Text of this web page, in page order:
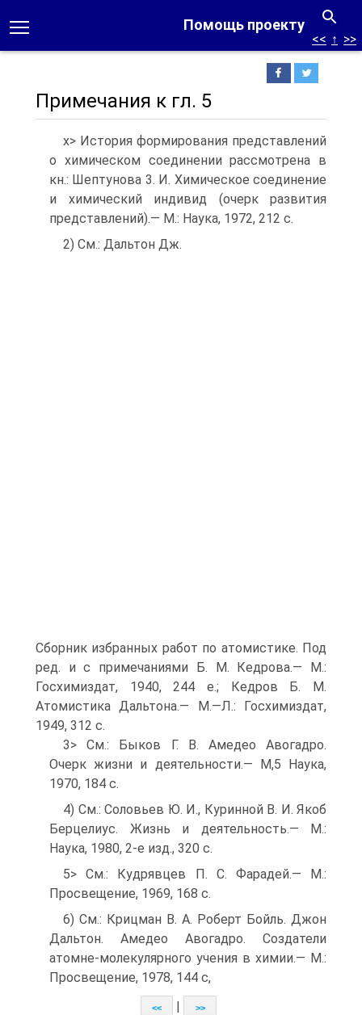
Помощь проекту
<< ↑ >>
Примечания к гл. 5
х> История формирования представлений
о химическом соединении рассмотрена в
кн.: Шептунова 3. И. Химическое соединение
и химический индивид (очерк развития
представлений).— М.: Наука, 1972, 212 с.
2) См.: Дальтон Дж.
Сборник избранных работ по атомистике. Под
ред. и с примечаниями Б. М. Кедрова.— М.:
Госхимиздат, 1940, 244 е.; Кедров Б. М.
Атомистика Дальтона.— М.—Л.: Госхимиздат,
1949, 312 с.
3> См.: Быков Г. В. Амедео Авогадро.
Очерк жизни и деятельности.— М,5 Наука,
1970, 184 с.
4) См.: Соловьев Ю. И., Куринной В. И. Якоб
Берцелиус. Жизнь и деятельность.— М.:
Наука, 1980, 2-е изд., 320 с.
5> См.: Кудрявцев П. С. Фарадей.— М.:
Просвещение, 1969, 168 с.
6) См.: Крицман В. А. Роберт Бойль. Джон
Дальтон. Амедео Авогадро. Создатели
атомне-молекулярного учения в химии.— М.:
Просвещение, 1978, 144 с,
<< >>